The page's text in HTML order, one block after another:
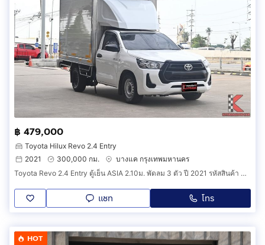
฿ 479,000
Toyota Hilux Revo 2.4 Entry
2021
300,000 กม.
บางแค กรุงเทพมหานคร
Toyota Revo 2.4 Entry ตู้เย็น ASIA 2.10ม. พัดลม 3 ตัว ปี 2021 รหัสสินค้า GFCC
แชท โทร
HOT